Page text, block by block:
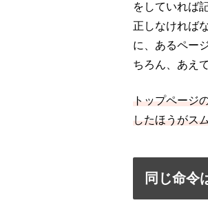
をしていれば
正しなければ
に、あるペー
ちろん、あえ
トップページ
したほうがス
同じ命令